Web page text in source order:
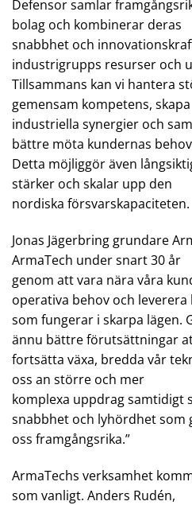
Defensor samlar
bolag och kombinerar deras
snabbhet och
industrigrupps resurser och
Tillsammans kan vi hantera
gemensam kompetens, skapa
industriella synergier och
bättre möta kundernas
Detta möjliggör även
stärker och skalar upp den
nordiska försvarskapaciteten.
Jonas Jägerbring grundare
ArmaTech under snart 30 år
genom att vara nära våra
operativa behov och
som fungerar i skarpa lägen.
ännu bättre förutsättningar
fortsätta växa, bredda vår
oss an större och mer
komplexa uppdrag samtidigt
snabbhet och lyhördhet som
oss framgångsrika.”
ArmaTechs verksamhet
som vanligt. Anders Rudén,